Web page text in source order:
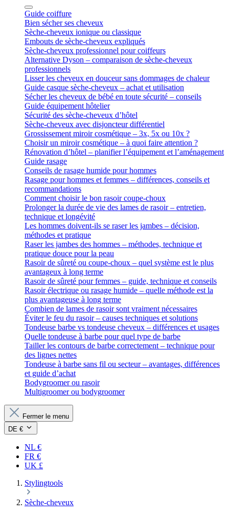
Guide coiffure
Bien sécher ses cheveux
Sèche-cheveux ionique ou classique
Embouts de sèche-cheveux expliqués
Sèche-cheveux professionnel pour coiffeurs
Alternative Dyson – comparaison de sèche-cheveux
professionnels
Lisser les cheveux en douceur sans dommages de chaleur
Guide casque sèche-cheveux – achat et utilisation
Sécher les cheveux de bébé en toute sécurité – conseils
Guide équipement hôtelier
Sécurité des sèche-cheveux d’hôtel
Sèche-cheveux avec disjoncteur différentiel
Grossissement miroir cosmétique – 3x, 5x ou 10x ?
Choisir un miroir cosmétique – à quoi faire attention ?
Rénovation d’hôtel – planifier l’équipement et l’aménagement
Guide rasage
Conseils de rasage humide pour hommes
Rasage pour hommes et femmes – différences, conseils et
recommandations
Comment choisir le bon rasoir coupe-choux
Prolonger la durée de vie des lames de rasoir – entretien,
technique et longévité
Les hommes doivent-ils se raser les jambes – décision,
méthodes et pratique
Raser les jambes des hommes – méthodes, technique et
pratique douce pour la peau
Rasoir de sûreté ou coupe-choux – quel système est le plus
avantageux à long terme
Rasoir de sûreté pour femmes – guide, technique et conseils
Rasoir électrique ou rasage humide – quelle méthode est la
plus avantageuse à long terme
Combien de lames de rasoir sont vraiment nécessaires
Éviter le feu du rasoir – causes techniques et solutions
Tondeuse barbe vs tondeuse cheveux – différences et usages
Quelle tondeuse à barbe pour quel type de barbe
Tailler les contours de barbe correctement – technique pour
des lignes nettes
Tondeuse à barbe sans fil ou secteur – avantages, différences
et guide d’achat
Bodygroomer ou rasoir
Multigroomer ou bodygroomer
Fermer le menu
DE €
NL €
FR €
UK £
Stylingtools
Sèche-cheveux